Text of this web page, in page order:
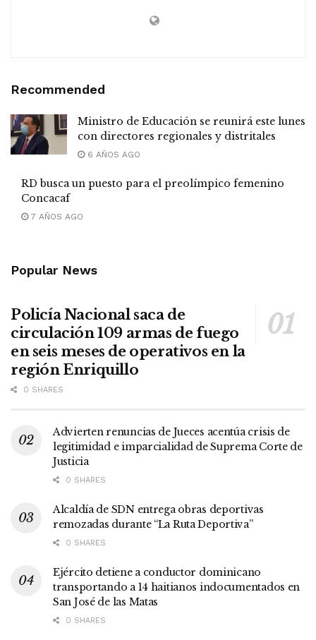
Recommended
Ministro de Educación se reunirá este lunes
con directores regionales y distritales
6 AÑOS AGO
RD busca un puesto para el preolímpico femenino
Concacaf
7 AÑOS AGO
Popular News
Policía Nacional saca de
circulación 109 armas de fuego
en seis meses de operativos en la
región Enriquillo
0 SHARES
Advierten renuncias de Jueces acentúa crisis de
legitimidad e imparcialidad de Suprema Corte de
Justicia
0 SHARES
Alcaldía de SDN entrega obras deportivas
remozadas durante “La Ruta Deportiva”
0 SHARES
Ejército detiene a conductor dominicano
transportando a 14 haitianos indocumentados en
San José de las Matas
0 SHARES